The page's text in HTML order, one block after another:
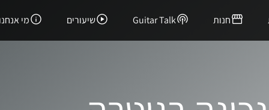
חנות Guitar Talk שיעורים מי